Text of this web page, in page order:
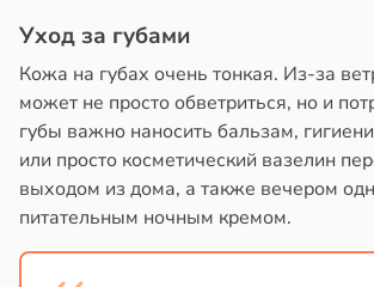
Уход за губами
Кожа на губах очень тонкая. Из-за
может не просто обветриться, но и
губы важно наносить бальзам,
или просто косметический вазелин
выходом из дома, а также вечером
питательным ночным кремом.